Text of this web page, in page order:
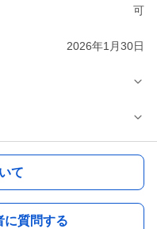
可
2026年1月30日
て
に質問する